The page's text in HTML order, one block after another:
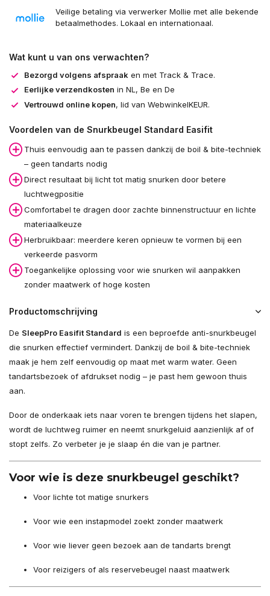
Veilige betaling via verwerker Mollie met alle bekende
betaalmethodes. Lokaal en internationaal.
Wat kunt u van ons verwachten?
Bezorgd volgens afspraak en met Track & Trace.
Eerlijke verzendkosten in NL, Be en De
Vertrouwd online kopen, lid van WebwinkelKEUR.
Voordelen van de Snurkbeugel Standard Easifit
Thuis eenvoudig aan te passen dankzij de boil & bite-techniek
– geen tandarts nodig
Direct resultaat bij licht tot matig snurken door betere
luchtwegpositie
Comfortabel te dragen door zachte binnenstructuur en lichte
materiaalkeuze
Herbruikbaar: meerdere keren opnieuw te vormen bij een
verkeerde pasvorm
Toegankelijke oplossing voor wie snurken wil aanpakken
zonder maatwerk of hoge kosten
Productomschrijving
De SleepPro Easifit Standard is een beproefde anti-snurkbeugel
die snurken effectief vermindert. Dankzij de boil & bite-techniek
maak je hem zelf eenvoudig op maat met warm water. Geen
tandartsbezoek of afdrukset nodig – je past hem gewoon thuis
aan.
Door de onderkaak iets naar voren te brengen tijdens het slapen,
wordt de luchtweg ruimer en neemt snurkgeluid aanzienlijk af of
stopt zelfs. Zo verbeter je je slaap én die van je partner.
Voor wie is deze snurkbeugel geschikt?
Voor lichte tot matige snurkers
Voor wie een instapmodel zoekt zonder maatwerk
Voor wie liever geen bezoek aan de tandarts brengt
Voor reizigers of als reservebeugel naast maatwerk